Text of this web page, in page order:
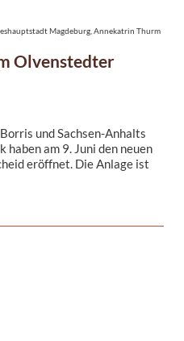
Olvenstedter
und Sachsen-Anhalts
am 9. Juni den neuen
eröffnet. Die Anlage ist
und
Skateshow.
Magdeburg, Annekatrin Thurm